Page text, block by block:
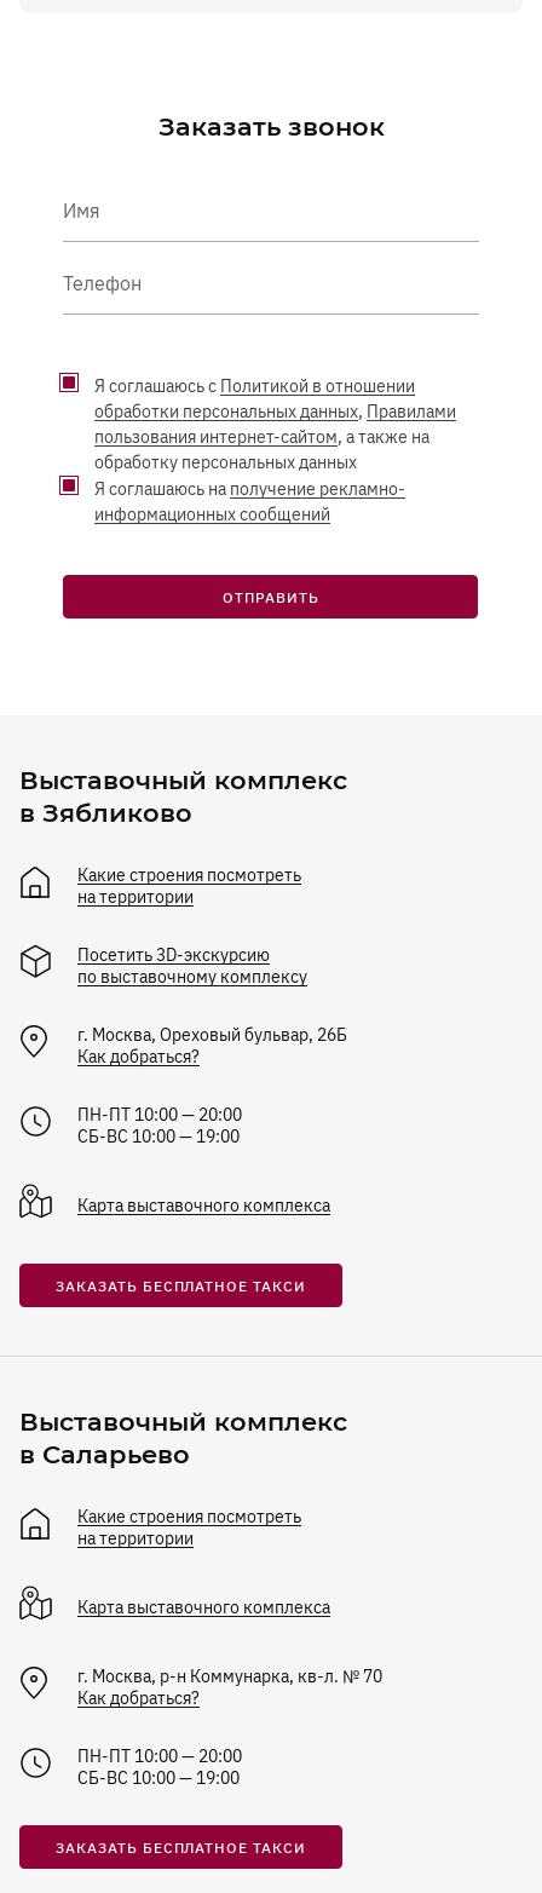
Заказать звонок
Имя
Телефон
Я соглашаюсь с Политикой в отношении
обработки персональных данных, Правилами
пользования интернет-сайтом, а также на
обработку персональных данных
Я соглашаюсь на получение рекламно-
информационных сообщений
ОТПРАВИТЬ
Выставочный комплекс
в Зябликово
Какие строения посмотреть
на территории
Посетить 3D-экскурсию
по выставочному комплексу
г. Москва, Ореховый бульвар, 26Б
Как добраться?
ПН-ПТ 10:00 — 20:00
СБ-ВС 10:00 — 19:00
Карта выставочного комплекса
ЗАКАЗАТЬ БЕСПЛАТНОЕ ТАКСИ
Выставочный комплекс
в Саларьево
Какие строения посмотреть
на территории
Карта выставочного комплекса
г. Москва, р-н Коммунарка, кв-л. № 70
Как добраться?
ПН-ПТ 10:00 — 20:00
СБ-ВС 10:00 — 19:00
ЗАКАЗАТЬ БЕСПЛАТНОЕ ТАКСИ